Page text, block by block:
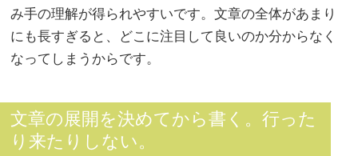
み手の理解が得られやすいです。文章の全体があまり
にも長すぎると、どこに注目して良いのか分からなく
なってしまうからです。
文章の展開を決めてから書く。行った
り来たりしない。